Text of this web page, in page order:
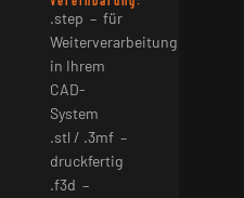
.step – für
Weiterverarbeitung
in Ihrem
CAD-
System
.stl / .3mf –
druckfertig
.f3d –